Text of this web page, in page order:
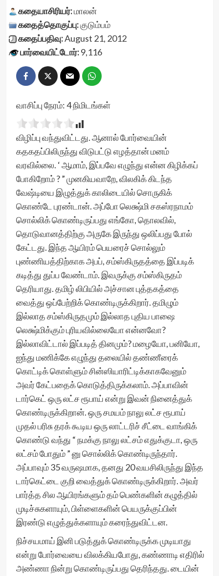
கதையாசிரியர்:மாலன்
கதைத்தொகுப்பு:குடும்பம்
கதைப்பதிவு:August 21, 2012
பார்வையிட்டோர்:9,116
வாசிப்பு நேரம்:4நிமிடங்கள்
விழிப்பு வந்துவிட்டது. ஆனால் போர்வையின்
கதகதப்பிலிருந்து விடுபட்டு எழத்தான் மனம்
வரவில்லை. ‘ ஆமாம், இப்பவே எழுந்து என்ன கிழிக்கப்
போகிறோம் ? ” முனகியவாறே, விலகிக் கிடந்த
வேஷ்டியை இழுத்துக் காலிடையில் சொருகிக்
கொண்டே புரண்டான். அப்போ லெக்ஷ்மி சகஸ்ரநாமம்
சொல்லிக் கொண்டிருப்பது எங்கோ, தொலவில்,
தொடுவானத்திற்கு அருகே இருந்து ஒலிப்பது போல்
கேட்டது. இந்த ஆயிரம் பெயரைச் சொல்லும்
புண்ணியத்திற்காக அபப், சம்ஸ்கிருதத்தை இப்படிக்
கடித்து துப்ப வேண்டாம். இவருக்கு சம்ஸ்கிருதம்
தெரியாது. தமிழ் லிபியில் அச்சான புத்தகத்தை
வைத்து ஒப்பேற்றிக் கொண்டிருக்கிறார். தமிழும்
இல்லாத சம்ஸ்கிருதமும் இல்லாத புதிய பாஷை
லெக்ஷ்மிக்கும் புரியவில்லையோ என்னவோ?
இல்லாவிட்டால் இப்படித் தினமும்? மழையோ, பனியோ,
ஐந்து மணிக்கே எழுந்து தலையில் தண்ணீரைக்
கொட்டிக் கொள்ளும் சின்ஸியாரிட்டிக்காகவேனும்
அவர் கேட்பதைக் கொடுத்திருக்கலாம். அப்பாவின்
டார்கெட் ஒரு லட்ச ரூபாய் என்று இவன் நினைத்துக்
கொண்டிருக்கிறான். ஒரு சமயம் நாலு லட்ச ரூபாய்
முதல் பரிசு தரக் கூடிய ஒரு லாட்டரிச் சீட்டை வாங்கிக்
கொண்டு வந்து “ நமக்கு நாலு லட்சம் எதுக்குடா, ஒரு
லட்சம் போதும் ” னு சொல்லிக் கொண்டிருந்தார்.
அப்பாவும் 35 வருஷமாக, தனது 20 வயசிலிருந்து இந்த
டார்கெட்டை குறி வைத்துக் கொண்டிருக்கிறார். அவர்
பார்த்த சில ஆயிரங்களும் தம் பெண்களின் கழுத்தில்
முடிச்சுகளாயும், பிள்ளைகளின் பெயருக்குப்பின்
இரண்டு எழுத்துக்களாயும் கரைந்துவிட்டன.
நிச்சயமாய் இனி படுத்துக் கொண்டிருக்க முடியாது
என்று போர்வையை விலக்கியபோது, கண்ணாடி எதிரில்
அண்ணா நின்று கொண்டிருப்பது தெரிந்தது. டையின்